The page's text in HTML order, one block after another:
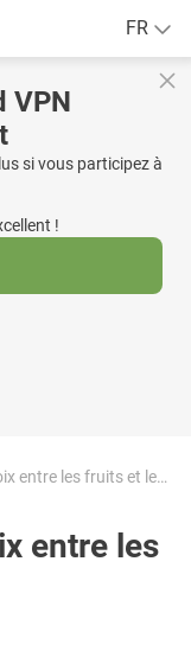
FR
VPN
si vous participez à
!
TechTok #10 : Le choix entre les fruits et les robots
entre les